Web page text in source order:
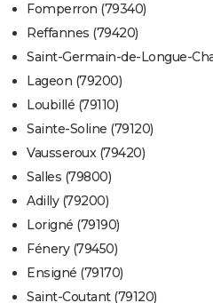
Fomperron (79340)
Reffannes (79420)
Saint-Germain-de-Longue-
Lageon (79200)
Loubillé (79110)
Sainte-Soline (79120)
Vausseroux (79420)
Salles (79800)
Adilly (79200)
Lorigné (79190)
Fénery (79450)
Ensigné (79170)
Saint-Coutant (79120)